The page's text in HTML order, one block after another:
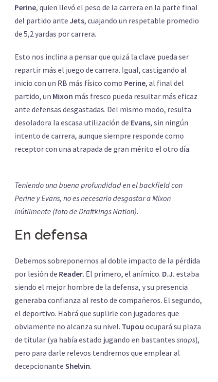
Perine, quien llevó el peso de la carrera en la parte final
del partido ante Jets, cuajando un respetable promedio
de 5,2 yardas por carrera.
Esto nos inclina a pensar que quizá la clave pueda ser
repartir más el juego de carrera. Igual, castigando al
inicio con un RB más físico como Perine, al final del
partido, un Mixon más fresco pueda resultar más eficaz
ante defensas desgastadas. Del mismo modo, resulta
desoladora la escasa utilización de Evans, sin ningún
intento de carrera, aunque siempre responde como
receptor con una atrapada de gran mérito el otro día.
Teniendo una buena profundidad en el backfield con
Perine y Evans, no es necesario desgastar a Mixon
inútilmente (foto de Draftkings Nation).
En defensa
Debemos sobreponernos al doble impacto de la pérdida
por lesión de Reader. El primero, el anímico. D.J. estaba
siendo el mejor hombre de la defensa, y su presencia
generaba confianza al resto de compañeros. El segundo,
el deportivo. Habrá que suplirle con jugadores que
obviamente no alcanza su nivel. Tupou ocupará su plaza
de titular (ya había estado jugando en bastantes snaps),
pero para darle relevos tendremos que emplear al
decepcionante Shelvin.